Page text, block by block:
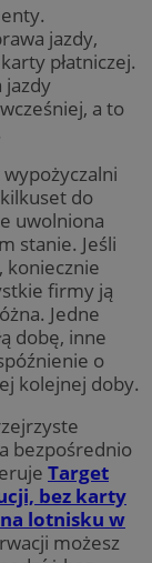
jazdy,
płatniczej.
jazdy
a to
do
uwolniona
stanie. Jeśli
koniecznie
firmy ją
Jedne
dobę, inne
o
kolejnej doby.
bezpośrednio
Target
bez karty
lotnisku w
możesz